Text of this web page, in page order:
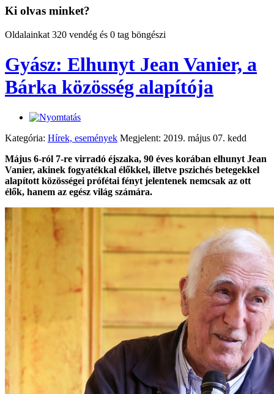
Ki olvas minket?
Oldalainkat 320 vendég és 0 tag böngészi
Gyász: Elhunyt Jean Vanier, a
Bárka közösség alapítója
Kategória: Hírek, események Megjelent: 2019. május 07. kedd
Május 6-ról 7-re virradó éjszaka, 90 éves korában elhunyt Jean
Vanier, akinek fogyatékkal élőkkel, illetve pszichés betegekkel
alapított közösségei prófétai fényt jelentenek nemcsak az ott
élők, hanem az egész világ számára.